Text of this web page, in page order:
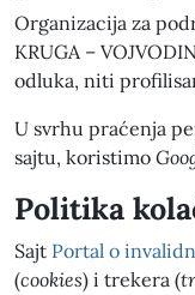
Organizacija za
KRUGA –
odluka, niti
U svrhu praćenja
sajtu, koristimo
Politika
Sajt Portal o
(cookies) i trekera (